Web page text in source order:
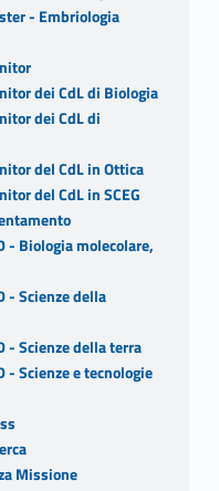
- Embriologia
dei CdL di Biologia
dei CdL di
del CdL in Ottica
del CdL in SCEG
- Biologia molecolare,
- Scienze della
- Scienze della terra
Scienze e tecnologie
Missione